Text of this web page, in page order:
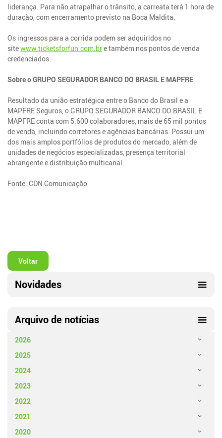
liderança. Para não atrapalhar o trânsito, a carreata terá 1 hora de
duração, com encerramento previsto na Boca Maldita.
Os ingressos para a corrida podem ser adquiridos no
sitewww.ticketsforfun.com.bre também nos pontos de venda
credenciados.
Sobre o GRUPO SEGURADOR BANCO DO BRASIL E MAPFRE
Resultado da união estratégica entre o Banco do Brasil e a
MAPFRE Seguros, o GRUPO SEGURADOR BANCO DO BRASIL E
MAPFRE conta com 5.600 colaboradores, mais de 65 mil pontos
de venda, incluindo corretores e agências bancárias. Possui um
dos mais amplos portfólios de produtos do mercado, além de
unidades de negócios especializadas, presença territorial
abrangente e distribuição multicanal.
Fonte: CDN Comunicação
Voltar
Novidades
Arquivo de notícias
2026
2025
2024
2023
2022
2021
2020